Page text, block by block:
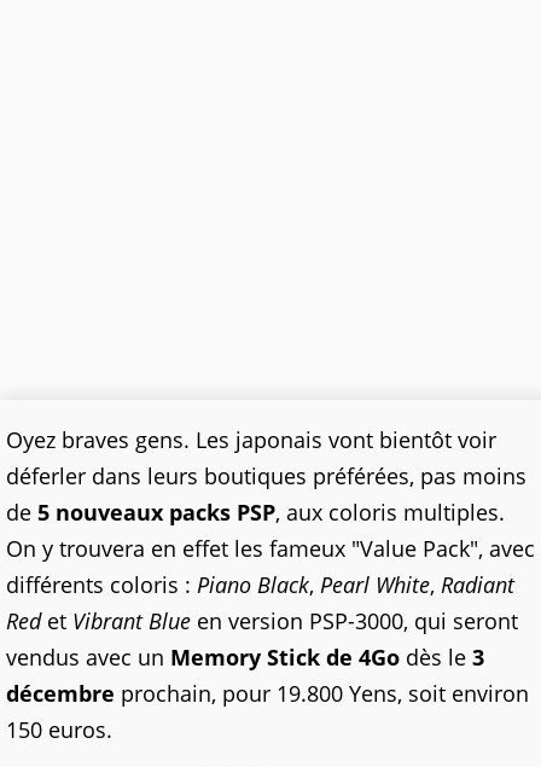
Oyez braves gens. Les japonais vont bientôt voir
déferler dans leurs boutiques préférées, pas moins
de 5 nouveaux packs PSP, aux coloris multiples.
On y trouvera en effet les fameux "Value Pack", avec
différents coloris : Piano Black, Pearl White, Radiant
Redet Vibrant Blue en version PSP-3000, qui seront
vendus avec un Memory Stick de 4Go dès le 3
décembre prochain, pour 19.800 Yens, soit environ
150 euros.